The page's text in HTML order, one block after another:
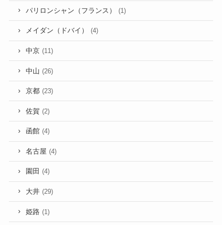
パリロンシャン（フランス） (1)
メイダン（ドバイ） (4)
中京 (11)
中山 (26)
京都 (23)
佐賀 (2)
函館 (4)
名古屋 (4)
園田 (4)
大井 (29)
姫路 (1)